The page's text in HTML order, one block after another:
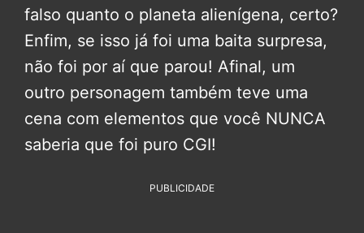
falso quanto o planeta alienígena, certo?
Enfim, se isso já foi uma baita surpresa,
não foi por aí que parou! Afinal, um
outro personagem também teve uma
cena com elementos que você NUNCA
saberia que foi puro CGI!
PUBLICIDADE